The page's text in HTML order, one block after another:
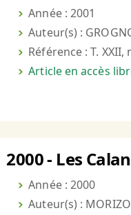
Année : 2001
Auteur(s) :
Référence : T. XXII,
Article en accès
2000 - Les
Année : 2000
Auteur(s) :